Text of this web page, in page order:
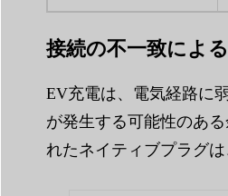
接続の不一致によ
EV充電は、電気経路に
が発生する可能性のあ
れたネイティブプラグ